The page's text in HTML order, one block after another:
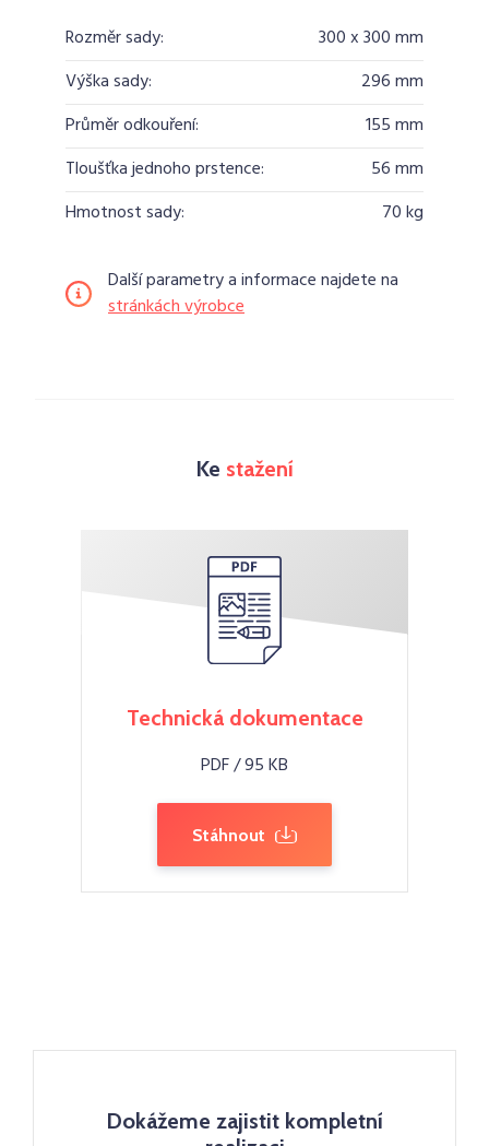
Rozměr sady:
300 x 300 mm
Výška sady:
296 mm
Průměr odkouření:
155 mm
Tloušťka jednoho prstence:
56 mm
Hmotnost sady:
70 kg
Další parametry a informace najdete na
stránkách výrobce
Ke stažení
Technická dokumentace
PDF / 95 KB
Stáhnout
Dokážeme zajistit kompletní